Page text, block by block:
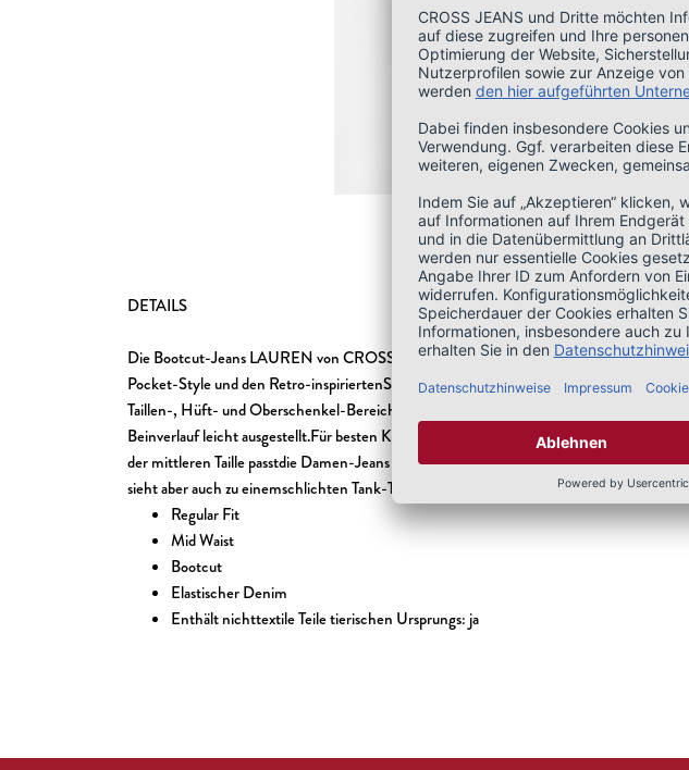
DETAILS
Die Bootcut-Jeans LAUREN von CROSSJEANS setzt auf einen klassischen Five-
Pocket-Style und den Retro-inspiriertenSchlag, der wieder einmal absolut angesagtist. Im
Taillen-, Hüft- und Oberschenkel-Bereich liegen die Denims eng an, ab demKnie ist der
Beinverlauf leicht ausgestellt.Für besten Komfort sorgt ein stretchigerBaumwoll-Mix. Mit
der mittleren Taille passtdie Damen-Jeans LAUREN hervorragend zuCropped-Shirts,
sieht aber auch zu einemschlichten Tank-Top super aus.
Regular Fit
Mid Waist
Bootcut
Elastischer Denim
Enthält nichttextile Teile tierischen Ursprungs: ja